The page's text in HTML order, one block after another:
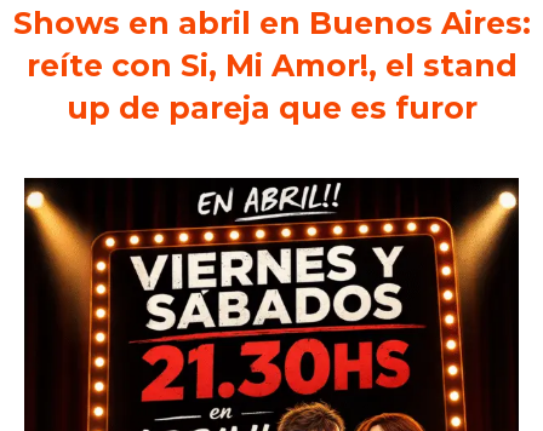
Shows en abril en Buenos Aires:
reíte con Si, Mi Amor!, el stand
up de pareja que es furor